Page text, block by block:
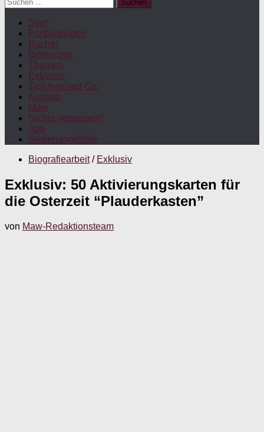
nach:
Start
Fortbildungen
Bücher
Betreuung
Themen
Exklusiv
Taschen und Co.
Kontakt
Maw
Nichts verpassen!
App
Stellenangebote
Biografiearbeit / Exklusiv
Exklusiv: 50 Aktivierungskarten für
die Osterzeit “Plauderkasten”
von Maw-Redaktionsteam